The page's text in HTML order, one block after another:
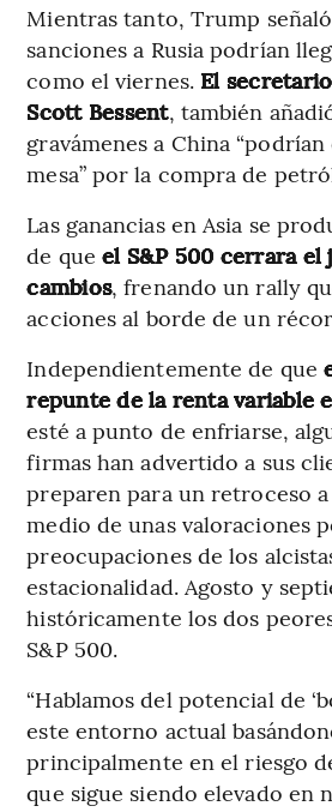
Mientras tanto, Trump
sanciones a Rusia podrían
como el viernes. El
Scott Bessent, también
gravámenes a China
mesa” por la compra de
Las ganancias en Asia se
de queel S&P 500 cerrara el
cambios, frenando un rally
acciones al borde de un
Independientemente de que
repunte de la renta variable
esté a punto de enfriarse,
firmas han advertido a sus
preparen para un retroceso
medio de unas valoraciones
preocupaciones de los
estacionalidad. Agosto y
históricamente los dos
S&P 500.
“Hablamos del potencial de
este entorno actual
principalmente en el riesgo
que sigue siendo elevado en